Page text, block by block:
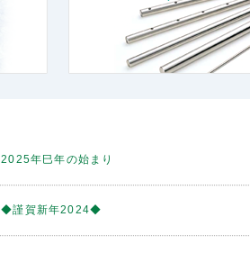
2025年巳年の始まり
◆謹賀新年2024◆